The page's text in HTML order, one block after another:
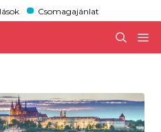
Csomagajánlat